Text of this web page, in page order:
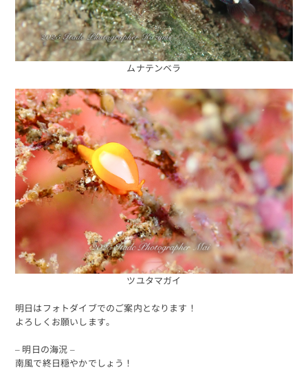
ムナテンベラ
ツユタマガイ
明日はフォトダイブでのご案内となります！
よろしくお願いします。
– 明日の海況 –
南風で終日穏やかでしょう！